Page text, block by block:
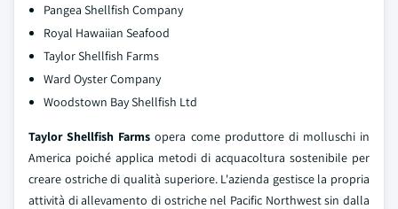
Pangea Shellfish Company
Royal Hawaiian Seafood
Taylor Shellfish Farms
Ward Oyster Company
Woodstown Bay Shellfish Ltd
Taylor Shellfish Farms opera come produttore di molluschi in
America poiché applica metodi di acquacoltura sostenibile per
creare ostriche di qualità superiore. L'azienda gestisce la propria
attività di allevamento di ostriche nel Pacific Northwest sin dalla